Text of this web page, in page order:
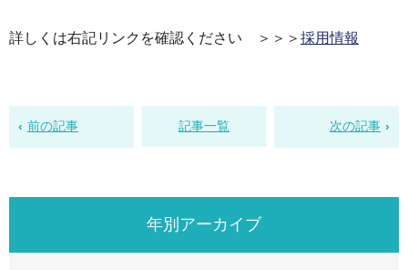
詳しくは右記リンクを確認ください ＞＞＞ 採用情報
前の記事 記事一覧 次の記事
年別アーカイブ